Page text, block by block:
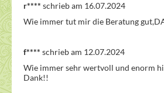
r**** schrieb am 16.07.2024
Wie immer tut mir die Beratung
f**** schrieb am 12.07.2024
Wie immer sehr wertvoll und enorm
Dank!!